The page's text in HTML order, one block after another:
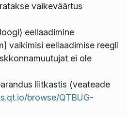
vaikeväärtus
eellaadimine
vaikimisi eellaadimise reegli
ei ole
liitkastis (veateade
browse/QTBUG-